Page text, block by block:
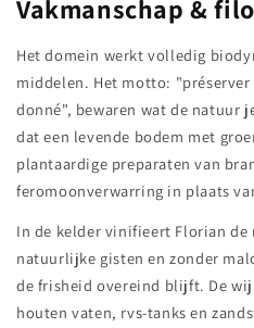
Vakmanschap &
Het domein werkt volledig
middelen. Het motto: "préserver
donné", bewaren wat de natuur
dat een levende bodem met
plantaardige preparaten van
feromoonverwarring in plaats
In de kelder vinifieert Florian de
natuurlijke gisten en zonder
de frisheid overeind blijft. De
houten vaten, rvs-tanks en